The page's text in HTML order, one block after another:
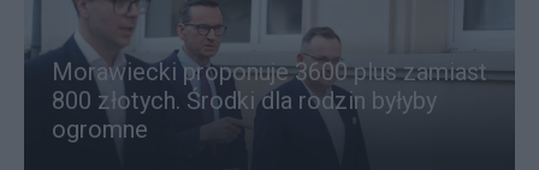
Morawiecki proponuje 3600 plus zamiast
800 złotych. Środki dla rodzin byłyby
ogromne